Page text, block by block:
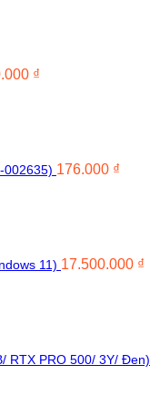
₫
002635) 176.000 ₫
11) 17.500.000 ₫
RTX PRO 500/ 3Y/ Đen)